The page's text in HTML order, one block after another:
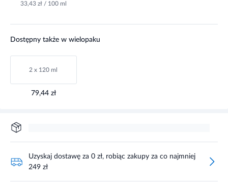
33,43 zł / 100 ml
Dostępny także w wielopaku
2 x 120 ml
79,44 zł
Uzyskaj dostawę za 0 zł, robiąc zakupy za co najmniej
249 zł